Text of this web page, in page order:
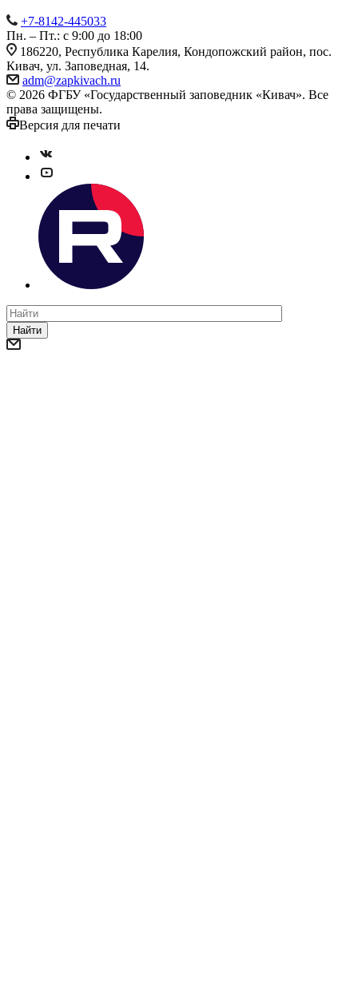
+7-8142-445033
Пн. – Пт.: с 9:00 до 18:00
186220, Республика Карелия, Кондопожский район, пос.
Кивач, ул. Заповедная, 14.
adm@zapkivach.ru
© 2026 ФГБУ «Государственный заповедник «Кивач». Все
права защищены.
Версия для печати
Найти